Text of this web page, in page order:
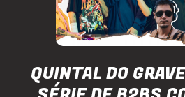
QUINTAL DO